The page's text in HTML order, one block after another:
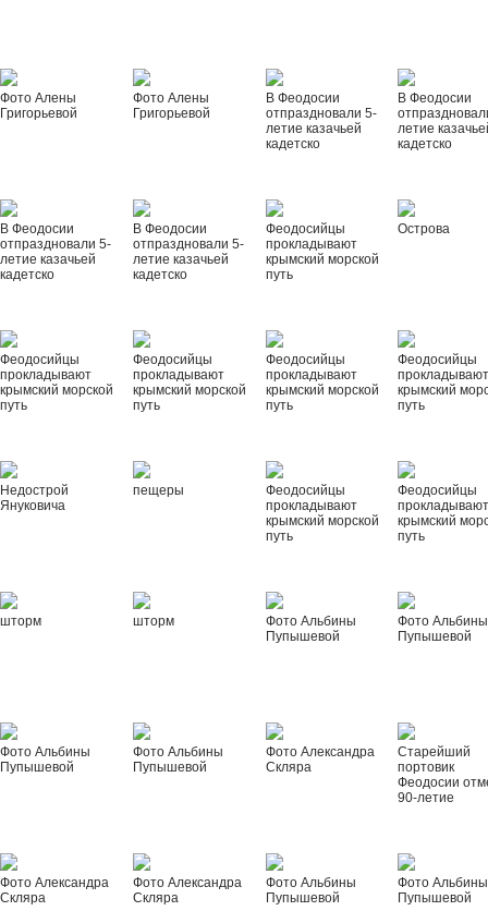
Фото Алены
Григорьевой
Фото Алены
Григорьевой
В Феодосии
отпраздновали 5-
летие казачьей
кадетско
В Феодосии
летие
кадетско
В Феодосии
отпраздновали 5-
летие казачьей
кадетско
В Феодосии
отпраздновали 5-
летие казачьей
кадетско
Феодосийцы
прокладывают
крымский морской
путь
Острова
Феодосийцы
прокладывают
крымский морской
путь
Феодосийцы
прокладывают
крымский морской
путь
Феодосийцы
прокладывают
крымский морской
путь
Феодосийцы
крымский
путь
Недострой
Януковича
пещеры
Феодосийцы
прокладывают
крымский морской
путь
Феодосийцы
крымский
путь
шторм шторм
Фото Альбины
Пупышевой
Фото Альбины
Пупышевой
Фото Альбины
Пупышевой
Фото Альбины
Пупышевой
Фото Александра
Скляра
Старейший
портовик
Феодосии
90-летие
Фото Александра
Скляра
Фото Александра
Скляра
Фото Альбины
Пупышевой
Фото Альбины
Пупышевой